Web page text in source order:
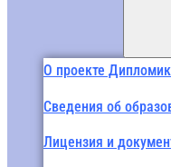
О проекте
Сведения об
Лицензия и